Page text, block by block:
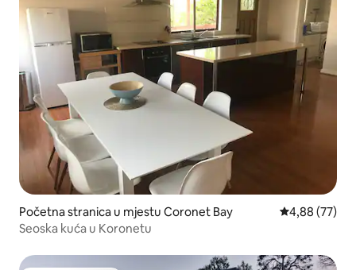
Početna stranica u mjestu Coronet Bay prosječna
4,88 (77)
Seoska kuća u Koronetu